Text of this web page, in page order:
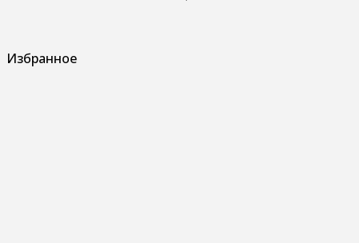
Избранное